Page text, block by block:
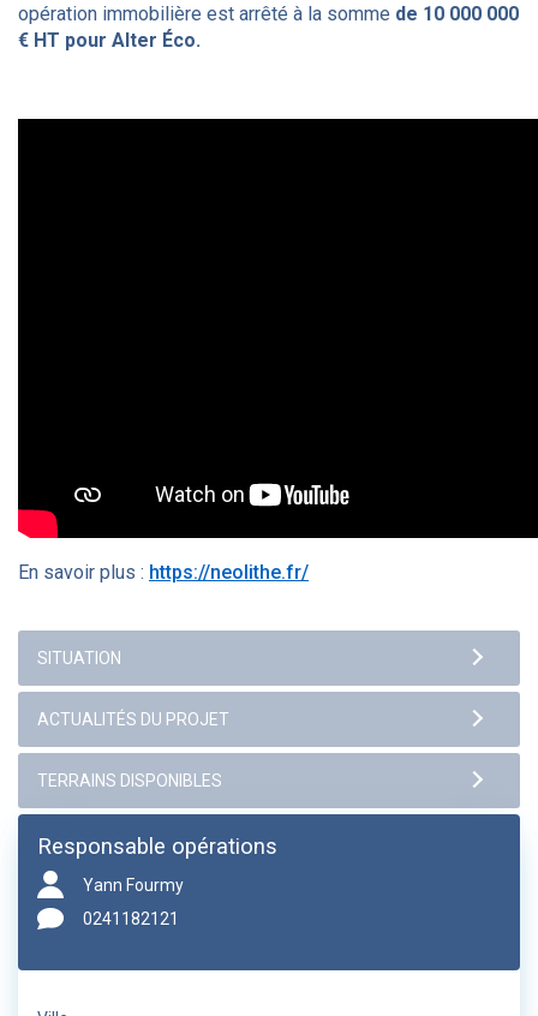
opération immobilière est arrêté à la somme de 10 000 000
€ HT pour Alter Éco.
En savoir plus : https://neolithe.fr/
Responsable opérations
Yann Fourmy
0241182121